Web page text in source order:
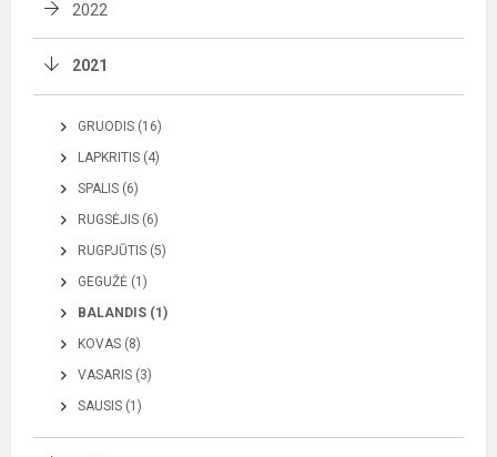
2022
2021
GRUODIS (16)
LAPKRITIS (4)
SPALIS (6)
RUGSĖJIS (6)
RUGPJŪTIS (5)
GEGUŽĖ (1)
BALANDIS (1)
KOVAS (8)
VASARIS (3)
SAUSIS (1)